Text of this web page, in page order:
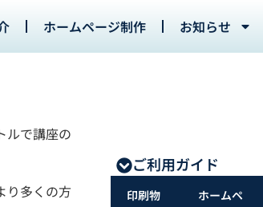
ホームページ制作 お知らせ
ルで講座の
り多くの方
ご利用ガイド
印刷物 ホームペ